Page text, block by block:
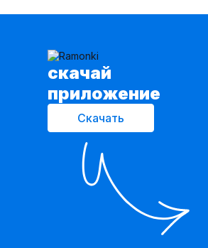
cкачай
приложение
Скачать